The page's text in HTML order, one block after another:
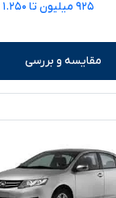
مقایسه و بررسی